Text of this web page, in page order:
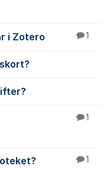
i Zotero 1
1
1